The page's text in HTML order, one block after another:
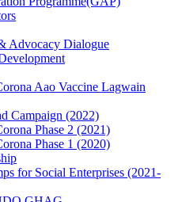
Advocacy Dialogue
Aao Vaccine Lagwain
Campaign (2022)
Phase 2 (2021)
Phase 1 (2020)
for Social Enterprises (2021-